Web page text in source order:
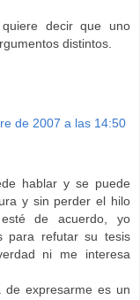
decir que uno
distintos.
de 2007 a las 14:50
hablar y se puede
y sin perder el hilo
de acuerdo, yo
para refutar su tesis
ni me interesa
de expresarme es un